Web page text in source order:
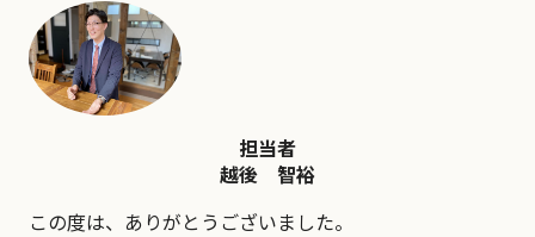
担当者
越後 智裕
この度は、ありがとうございました。